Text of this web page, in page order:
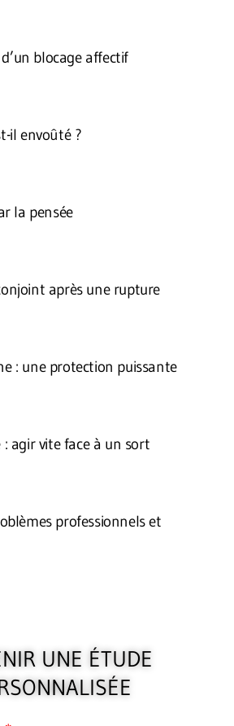
blocage affectif
il envoûté ?
la pensée
après une rupture
: une protection puissante
agir vite face à un sort
professionnels et
UNE ÉTUDE